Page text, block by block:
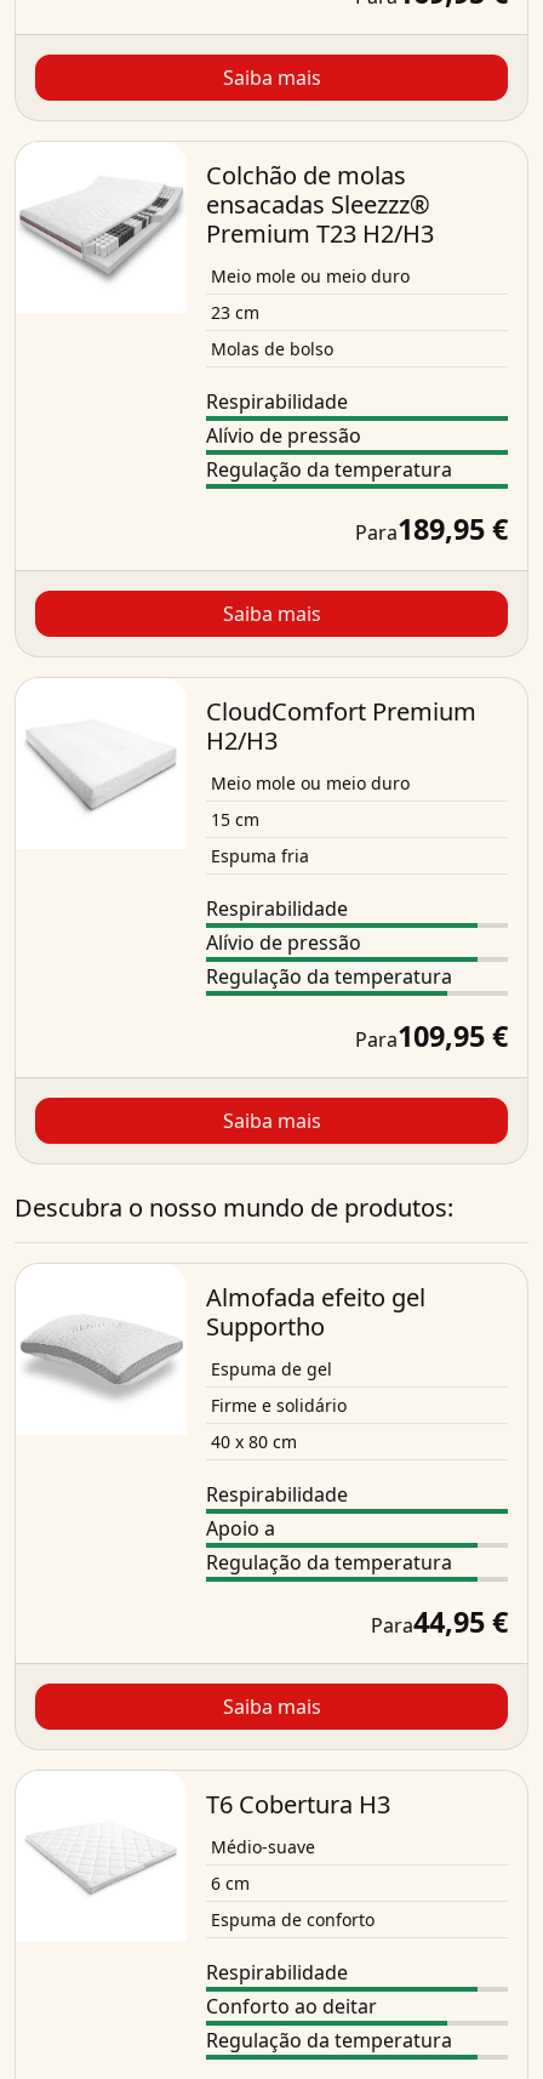
Saiba mais
Colchão de molas
ensacadas Sleezzz®
Premium T23 H2/H3
Meio mole ou meio duro
23 cm
Molas de bolso
Respirabilidade
Alívio de pressão
Regulação da temperatura
Para189,95 €
Saiba mais
CloudComfort Premium
H2/H3
Meio mole ou meio duro
15 cm
Espuma fria
Respirabilidade
Alívio de pressão
Regulação da temperatura
Para109,95 €
Saiba mais
Descubra o nosso mundo de produtos:
Almofada efeito gel
Supportho
Espuma de gel
Firme e solidário
40 x 80 cm
Respirabilidade
Apoio a
Regulação da temperatura
Para44,95 €
Saiba mais
T6 Cobertura H3
Médio-suave
6 cm
Espuma de conforto
Respirabilidade
Conforto ao deitar
Regulação da temperatura